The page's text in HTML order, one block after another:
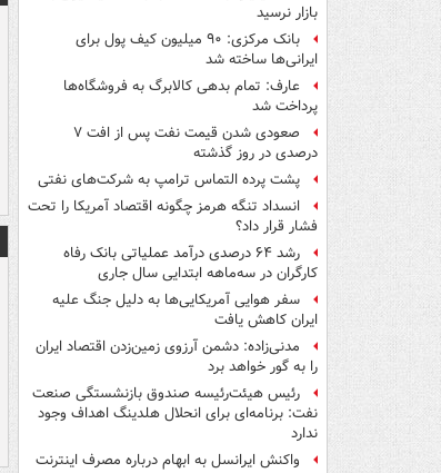
بازار نرسید
بانک مرکزی: ۹۰ میلیون کیف پول برای
ایرانی‌ها ساخته شد
عارف: تمام بدهی کالابرگ به فروشگاه‌ها
پرداخت شد
صعودی شدن قیمت نفت پس از افت ۷
درصدی در روز گذشته
پشت پرده التماس ترامپ به شرکت‌های نفتی
انسداد تنگه هرمز چگونه اقتصاد آمریکا را تحت
فشار قرار داد؟
رشد ۶۴ درصدی درآمد عملیاتی بانک رفاه
کارگران در سه‌ماهه ابتدایی سال جاری
سفر هوایی آمریکایی‌ها به دلیل جنگ علیه
ایران کاهش یافت
مدنی‌زاده: دشمن آرزوی زمین‌زدن اقتصاد ایران
را به گور خواهد برد
رئیس هیئت‌رئیسه صندوق بازنشستگی صنعت
نفت: برنامه‌ای برای انحلال هلدینگ اهداف وجود
ندارد
واکنش ایرانسل به ابهام درباره مصرف اینترنت